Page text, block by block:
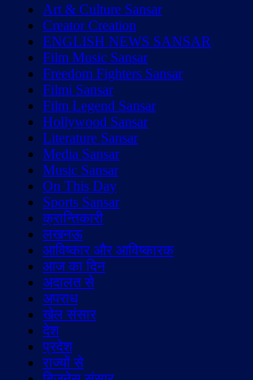
Art & Culture Sansar
Creator Creation
ENGLISH NEWS SANSAR
Film Music Sansar
Freedom Fighters Sansar
Filmi Sansar
Film Legend Sansar
Hollywood Sansar
Literature Sansar
Media Sansar
Music Sansar
On This Day
Sports Sansar
क्रान्तिकारी
लखनऊ
आविष्कार और आविष्कारक
आज का दिन
अदालत से
अपराध
खेल संसार
देश
प्रदेश
राज्यों से